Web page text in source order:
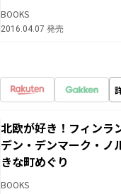
BOOKS
2016.04.07 発売
北欧が好き！フィンラ
デン・デンマーク・ノ
きな町めぐり
BOOKS